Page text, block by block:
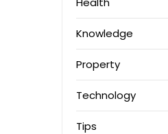
Knowledge
Property
Technology
Tips